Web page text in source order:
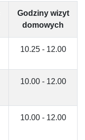
Godziny wizyt
domowych
10.25 - 12.00
10.00 - 12.00
10.00 - 12.00